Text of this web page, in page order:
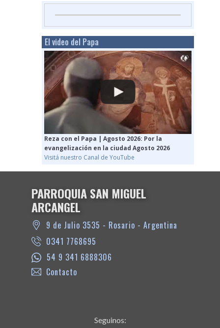
El video del Papa
Reza con el Papa | Agosto 2026: Por la
evangelización en la ciudad Agosto 2026
Visitá nuestro Canal de YouTube
PARROQUIA SAN MIGUEL
ARCANGEL
9 de Julio 3535 - Rosario - Argentina
0341 7768695
54 9 341 6888306
Contacto
Seguinos: